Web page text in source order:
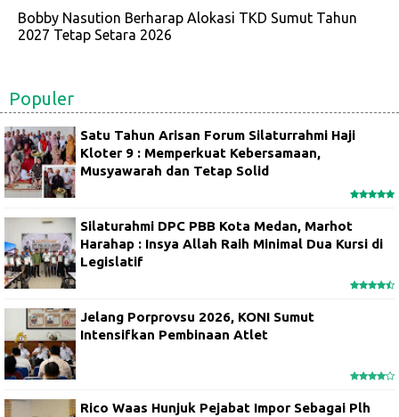
Bobby Nasution Berharap Alokasi TKD Sumut Tahun
2027 Tetap Setara 2026
Populer
Satu Tahun Arisan Forum Silaturrahmi Haji
Kloter 9 : Memperkuat Kebersamaan,
Musyawarah dan Tetap Solid
Silaturahmi DPC PBB Kota Medan, Marhot
Harahap : Insya Allah Raih Minimal Dua Kursi di
Legislatif
Jelang Porprovsu 2026, KONI Sumut
Intensifkan Pembinaan Atlet
Rico Waas Hunjuk Pejabat Impor Sebagai Plh